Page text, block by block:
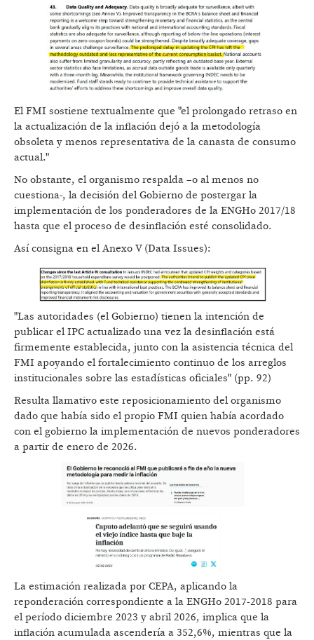
El FMI sostiene textualmente que "el prolongado retraso en
la actualización de la inflación dejó a la metodología
obsoleta y menos representativa de la canasta de consumo
actual."
No obstante, el organismo respalda –o al menos no
cuestiona-, la decisión del Gobierno de postergar la
implementación de los ponderadores de la ENGHo 2017/18
hasta que el proceso de desinflación esté consolidado.
Así consigna en el Anexo V (Data Issues):
"Las autoridades (el Gobierno) tienen la intención de
publicar el IPC actualizado una vez la desinflación está
firmemente establecida, junto con la asistencia técnica del
FMI apoyando el fortalecimiento continuo de los arreglos
institucionales sobre las estadísticas oficiales" (pp. 92)
Resulta llamativo este reposicionamiento del organismo
dado que había sido el propio FMI quien había acordado
con el gobierno la implementación de nuevos ponderadores
a partir de enero de 2026.
La estimación realizada por CEPA, aplicando la
reponderación correspondiente a la ENGHo 2017-2018 para
el período diciembre 2023 y abril 2026, implica que la
inflación acumulada ascendería a 352,6%, mientras que la